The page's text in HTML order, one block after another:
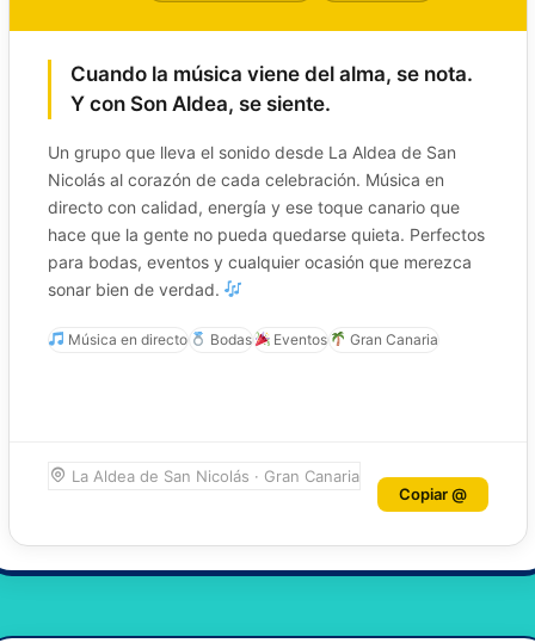
Cuando la música viene del alma, se nota.
Y con Son Aldea, se siente.
Un grupo que lleva el sonido desde La Aldea de San
Nicolás al corazón de cada celebración. Música en
directo con calidad, energía y ese toque canario que
hace que la gente no pueda quedarse quieta. Perfectos
para bodas, eventos y cualquier ocasión que merezca
sonar bien de verdad.
Música en directo Bodas Eventos Gran Canaria
La Aldea de San Nicolás · Gran Canaria
Copiar @